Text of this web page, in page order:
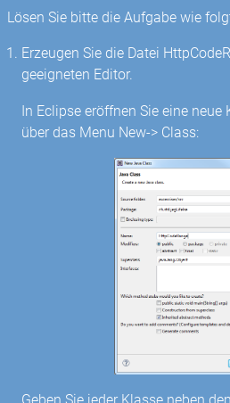
Lösen Sie bitte die Aufgabe wie
Erzeugen Sie die Datei
geeigneten Editor.
In Eclipse eröffnen Sie eine
über das Menu New-> Class:
Geben Sie jeder Klasse neben